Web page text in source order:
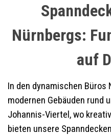
Nürnbergs:
auf
In den dynamischen Büros
modernen Gebäuden rund
Johannis-Viertel, wo
bieten unsere